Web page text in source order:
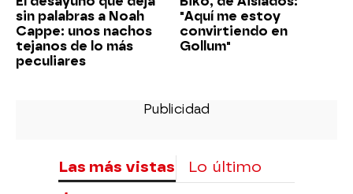
sin palabras a Noah
Cappe: unos nachos
tejanos de lo más
peculiares
"Aquí me estoy
convirtiendo en
Gollum"
Las más vistas Lo último